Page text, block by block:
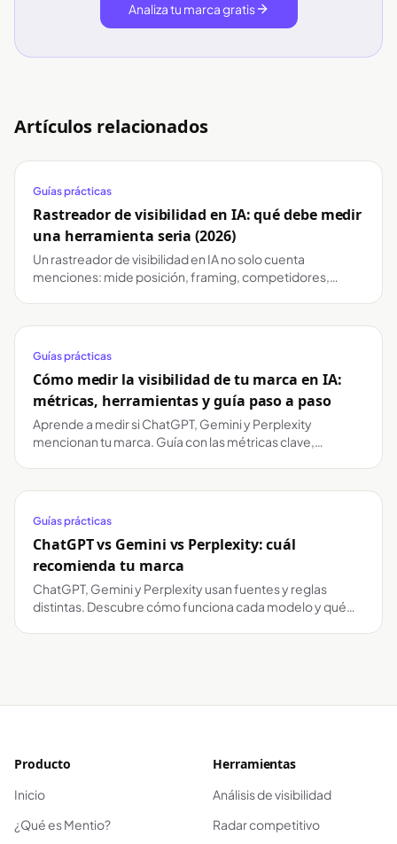
Analiza tu marca gratis
Artículos relacionados
Guías prácticas
Rastreador de visibilidad en IA: qué debe medir
una herramienta seria (2026)
Un rastreador de visibilidad en IA no solo cuenta
menciones: mide posición, framing, competidores,
Guías prácticas
Cómo medir la visibilidad de tu marca en IA:
métricas, herramientas y guía paso a paso
Aprende a medir si ChatGPT, Gemini y Perplexity
mencionan tu marca. Guía con las métricas clave,
Guías prácticas
ChatGPT vs Gemini vs Perplexity: cuál
recomienda tu marca
ChatGPT, Gemini y Perplexity usan fuentes y reglas
distintas. Descubre cómo funciona cada modelo y qué
Producto
Inicio
¿Qué es Mentio?
Herramientas
Análisis de visibilidad
Radar competitivo